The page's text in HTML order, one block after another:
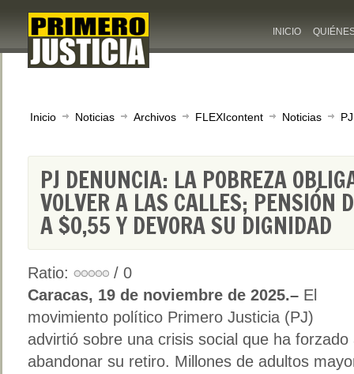
INICIO
Inicio Noticias Archivos FLEXIcontent Noticias
PJ DENUNCIA: LA POBREZA
VOLVER A LAS CALLES; PENSIÓN
A $0,55 Y DEVORA SU DIGNIDAD
Ratio:
/ 0
Caracas, 19 de noviembre de 2025.– El
movimiento político Primero Justicia (PJ)
advirtió sobre una crisis social que ha
abandonar su retiro. Millones de adultos